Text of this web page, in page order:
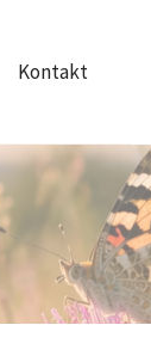
Kontakt